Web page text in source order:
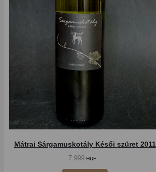
Mátrai Sárgamuskotály Késői szüret 2011
7 999 HUF